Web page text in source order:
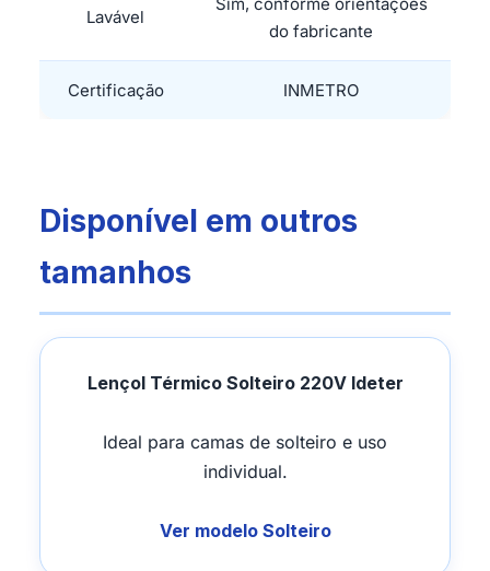
Lavável
do fabricante
Certificação INMETRO
Disponível em outros
tamanhos
Lençol Térmico Solteiro 220V Ideter
Ideal para camas de solteiro e uso
individual.
Ver modelo Solteiro